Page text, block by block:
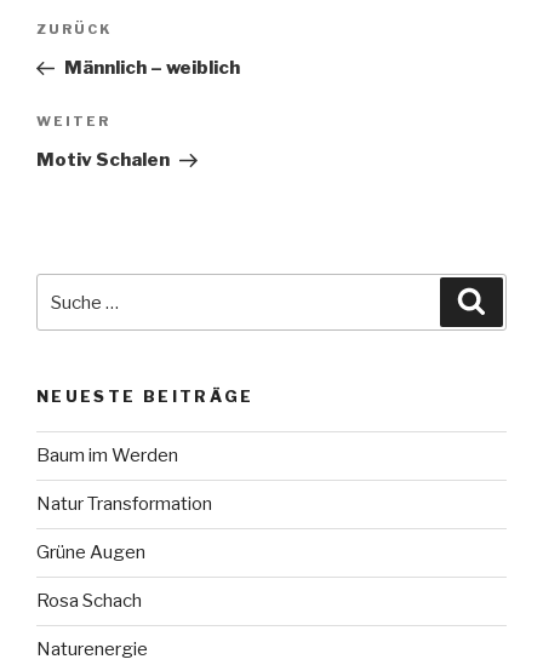
Beitragsnavigation
Vorheriger
Beitrag
ZURÜCK
Männlich – weiblich
Nächster
Beitrag
WEITER
Motiv Schalen
NEUESTE BEITRÄGE
Baum im Werden
Natur Transformation
Grüne Augen
Rosa Schach
Naturenergie